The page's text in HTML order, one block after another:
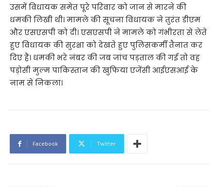
उसमें विधायक समेत पूरे परिवार को जान से मारने की
धमकी लिखी थी। मामले की सूचना विधायक ने तुरंत डीएम
और एसएसपी को दी। एसएसपी ने मामले को गंभीरता से लेते
हुए विधायक की सुरक्षा को देखते हुए पुलिसकर्मी तैनात कर
दिए हैं। धमकी भरे नंबर की जब जांच पड़ताल की गई तो वह
पड़ोसी मुल्म पाकिस्तान की खुफिया एजेंसी आईएसआई के
नाम से निकला।
Facebook Twitter